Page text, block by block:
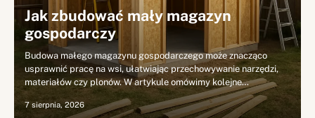
Jak zbudować mały magazyn
gospodarczy
Budowa małego magazynu gospodarczego może znacząco
usprawnić pracę na wsi, ułatwiając przechowywanie narzędzi,
materiałów czy plonów. W artykule omówimy kolejne…
7 sierpnia, 2026